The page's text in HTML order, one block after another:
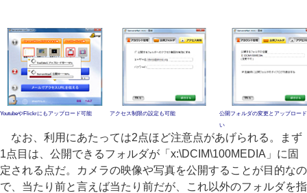
YoutubeやFlickrにもアップロード可能 アクセス制限の設定も可能
公開フォルダの変更とアップロー
い
なお、利用にあたっては2点ほど注意点があげられる。まず
1点目は、公開できるフォルダが「x:\DCIM\100MEDIA」に固
定される点だ。カメラの映像や写真を公開することが目的なの
で、当たり前と言えば当たり前だが、これ以外のフォルダを指